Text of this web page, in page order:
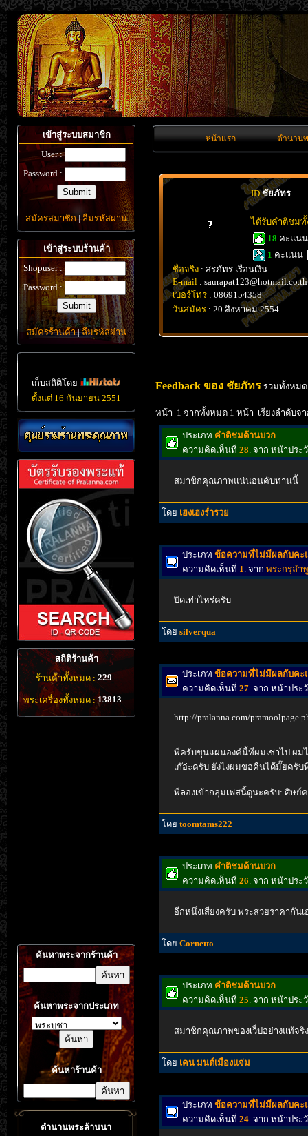
เข้าสู่ระบบสมาชิก
User :
Password :
สมัครสมาชิก|ลืมรหัสผ่าน
เข้าสู่ระบบร้านค้า
Shopuser :
Password :
สมัครร้านค้า|ลืมรหัสผ่าน
เก็บสถิติโดย
ตั้งแต่ 16 กันยายน 2551
สถิติร้านค้า
ร้านค้าทั้งหมด : 229
พระเครื่องทั้งหมด : 13813
ค้นหาพระจากร้านค้า
ค้นหาพระจากประเภท
ค้นหาร้านค้า
ตำนานพระล้านนา
หน้าแรก ตำนาน
ID ชัยภัทร
ได้รับคำติชม
18 คะแน
1 คะแนน
ชื่อจริง : สรภัทร เรือนเงิน
E-mail : saurapat123@hotmail.co.th
เบอร์โทร : 0869154358
วันสมัคร : 20 สิงหาคม 2554
Feedback ของ ชัยภัทร รวมทั้งหมด
หน้า 1 จากทั้งหมด 1 หน้า เรียงลำดับจา
ประเภท คำติชมด้านบวก
ความคิดเห็นที่ 28. จาก หน้าประ
สมาชิกคุณภาพแน่นอนคับท่านนี้
โดย เฮงเฮงรํ่ารวย
ประเภท ข้อความที่ไม่มีผลกับคะ
ความคิดเห็นที่ 1. จาก พระกรุลำ
ปิดเท่าไหร่ครับ
โดย silverqua
ประเภท ข้อความที่ไม่มีผลกับคะ
ความคิดเห็นที่ 27. จาก หน้าประ
http://pralanna.com/
พี่ครับขุนแผนองค์นี้ที่ผมเช่าไป ผม
เก๊อ่ะครับ ยังไงผมขอคืนได้มั๊ยครับ
พี่ลองเข้ากลุ่มเฟสนี้ดูนะครับ: ศิษย์
โดย toomtams222
ประเภท คำติชมด้านบวก
ความคิดเห็นที่ 26. จาก หน้าประ
อีกหนึ่งเสียงครับ พระสวยราคากั
โดย Cornetto
ประเภท คำติชมด้านบวก
ความคิดเห็นที่ 25. จาก หน้าประ
สมาชิกคุณภาพของเว็ปอย่างแท้จริ
โดย เคน มนต์เมืองแจ่ม
ประเภท ข้อความที่ไม่มีผลกับคะ
ความคิดเห็นที่ 24. จาก หน้าประ